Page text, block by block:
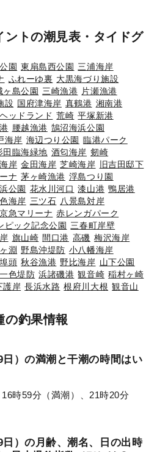
ントの潮見表・タイドグ
園 東扇島西公園 三浦海岸
ふれーゆ裏 大黒海づり施設
ヶ島公園 三崎漁港 片瀬漁港
設 国府津海岸 真鶴港 湘南港
ッドランド 荒崎 平塚新港
腰越漁港 鵠沼海浜公園
海岸 海辺つり公園 臨港パーク
田臨海緑地 酒匂海岸 剱崎
岸 金田海岸 芝崎海岸 旧吉田邸下
ナ 茅ヶ崎漁港 浮島つり園
公園 花水川河口 漆山港 鴨居港
海岸 三ツ石 八景島対岸
急マリーナ 赤レンガパーク
ピック記念公園 三春町岸壁
旗山崎 間口港 高磯 梅沢海岸
淵 野島沖堤防 小八幡海岸
頭 秋谷漁港 野比海岸 山下公園
色堤防 浜諸磯港 観音崎 稲村ヶ崎
護岸 長浜水路 根府川大根 観音山
の釣果情報
）の満潮と干潮の時間はい
時59分（満潮）、21時20分
）の月齢、潮名、日の出時